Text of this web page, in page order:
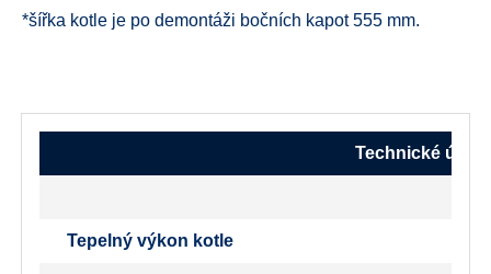
*šířka kotle je po demontáži bočních kapot 555 mm.
Technické údaje
Tepelný výkon kotle